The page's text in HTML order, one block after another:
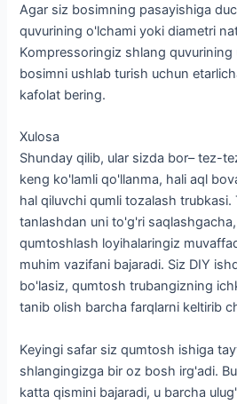
Agar siz bosimning pasayishiga
quvurining o'lchami yoki diametri
Kompressoringiz shlang quvurining
bosimni ushlab turish uchun
kafolat bering.
Xulosa
Shunday qilib, ular sizda bor– tez-
keng ko'lamli qo'llanma, hali aql
hal qiluvchi qumli tozalash
tanlashdan uni to'g'ri
qumtoshlash loyihalaringiz
muhim vazifani bajaradi. Siz DIY
bo'lasiz, qumtosh trubangizning
tanib olish barcha farqlarni keltirib
Keyingi safar siz qumtosh ishiga
shlangingizga bir oz bosh irg'adi.
katta qismini bajaradi, u barcha